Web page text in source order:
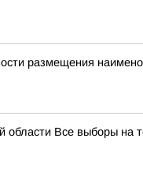
размещения
Все выборы на